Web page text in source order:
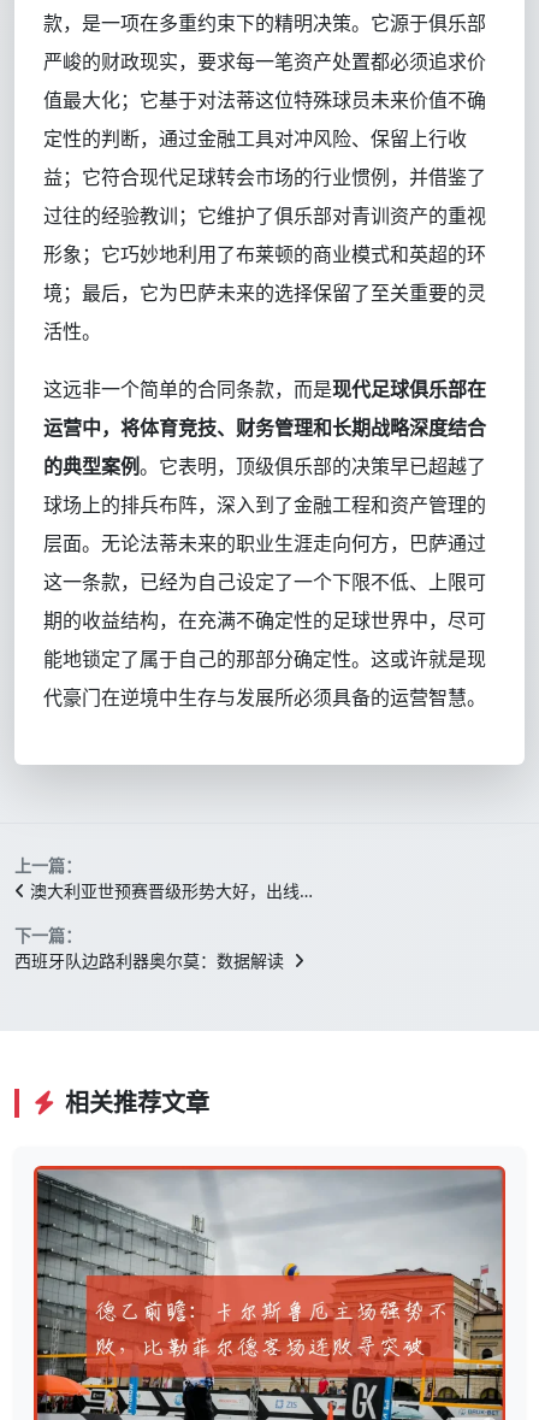
款，是一项在多重约束下的精明决策。它源于俱乐部
严峻的财政现实，要求每一笔资产处置都必须追求价
值最大化；它基于对法蒂这位特殊球员未来价值不确
定性的判断，通过金融工具对冲风险、保留上行收
益；它符合现代足球转会市场的行业惯例，并借鉴了
过往的经验教训；它维护了俱乐部对青训资产的重视
形象；它巧妙地利用了布莱顿的商业模式和英超的环
境；最后，它为巴萨未来的选择保留了至关重要的灵
活性。
这远非一个简单的合同条款，而是现代足球俱乐部在
运营中，将体育竞技、财务管理和长期战略深度结合
的典型案例。它表明，顶级俱乐部的决策早已超越了
球场上的排兵布阵，深入到了金融工程和资产管理的
层面。无论法蒂未来的职业生涯走向何方，巴萨通过
这一条款，已经为自己设定了一个下限不低、上限可
期的收益结构，在充满不确定性的足球世界中，尽可
能地锁定了属于自己的那部分确定性。这或许就是现
代豪门在逆境中生存与发展所必须具备的运营智慧。
上一篇：
澳大利亚世预赛晋级形势大好，出线…
下一篇：
西班牙队边路利器奥尔莫：数据解读
相关推荐文章